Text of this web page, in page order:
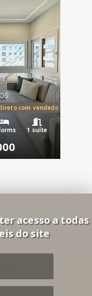
com vendedor
1 suíte
acesso a todas
do site